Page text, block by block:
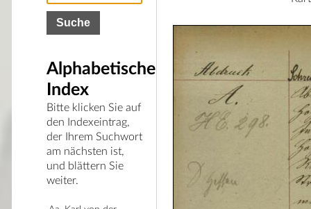
Alphabetischer
Index
Bitte klicken Sie auf
den Indexeintrag,
der Ihrem Suchwort
am nächsten ist,
und blättern Sie
weiter.